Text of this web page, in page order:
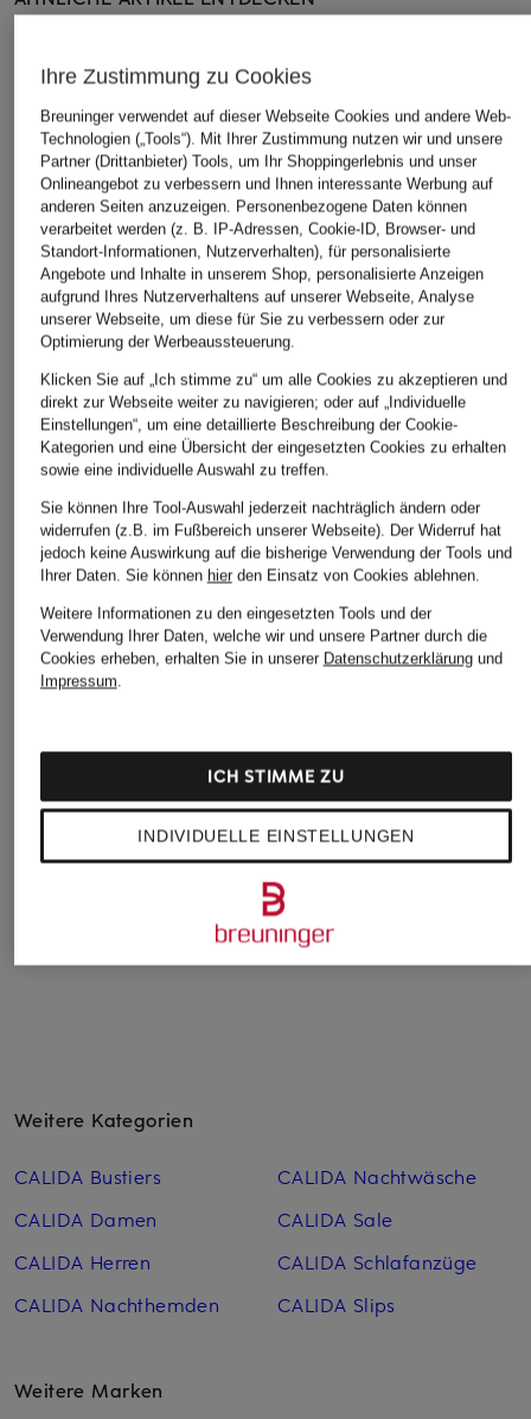
Slip Serie MODAL
13,99 €
Panty Serie MOOD
19,99 €
Slip CATE
29,95 €
Weitere Kategorien
CALIDA Bustiers
CALIDA Damen
CALIDA Herren
CALIDA Nachthemden
CALIDA Nachtwäsche
CALIDA Sale
CALIDA Schlafanzüge
CALIDA Slips
Weitere Marken
Ihre Zustimmung zu Cookies
Breuninger verwendet auf dieser Webseite Cookies und andere Web-
Technologien („Tools“). Mit Ihrer Zustimmung nutzen wir und unsere
Partner (Drittanbieter) Tools, um Ihr Shoppingerlebnis und unser
Onlineangebot zu verbessern und Ihnen interessante Werbung auf
anderen Seiten anzuzeigen. Personenbezogene Daten können
verarbeitet werden (z. B. IP-Adressen, Cookie-ID, Browser- und
Standort-Informationen, Nutzerverhalten), für personalisierte
Angebote und Inhalte in unserem Shop, personalisierte Anzeigen
aufgrund Ihres Nutzerverhaltens auf unserer Webseite, Analyse
unserer Webseite, um diese für Sie zu verbessern oder zur
Optimierung der Werbeaussteuerung.
Klicken Sie auf „Ich stimme zu“ um alle Cookies zu akzeptieren und
direkt zur Webseite weiter zu navigieren; oder auf „Individuelle
Einstellungen“, um eine detaillierte Beschreibung der Cookie-
Kategorien und eine Übersicht der eingesetzten Cookies zu erhalten
sowie eine individuelle Auswahl zu treffen.
Sie können Ihre Tool-Auswahl jederzeit nachträglich ändern oder
widerrufen (z.B. im Fußbereich unserer Webseite). Der Widerruf hat
jedoch keine Auswirkung auf die bisherige Verwendung der Tools und
Ihrer Daten. Sie können hierden Einsatz von Cookies ablehnen.
Weitere Informationen zu den eingesetzten Tools und der
Verwendung Ihrer Daten, welche wir und unsere Partner durch die
Cookies erheben, erhalten Sie in unserer Datenschutzerklärungund
Impressum.
INDIVIDUELLE EINSTELLUNGEN
ICH STIMME ZU